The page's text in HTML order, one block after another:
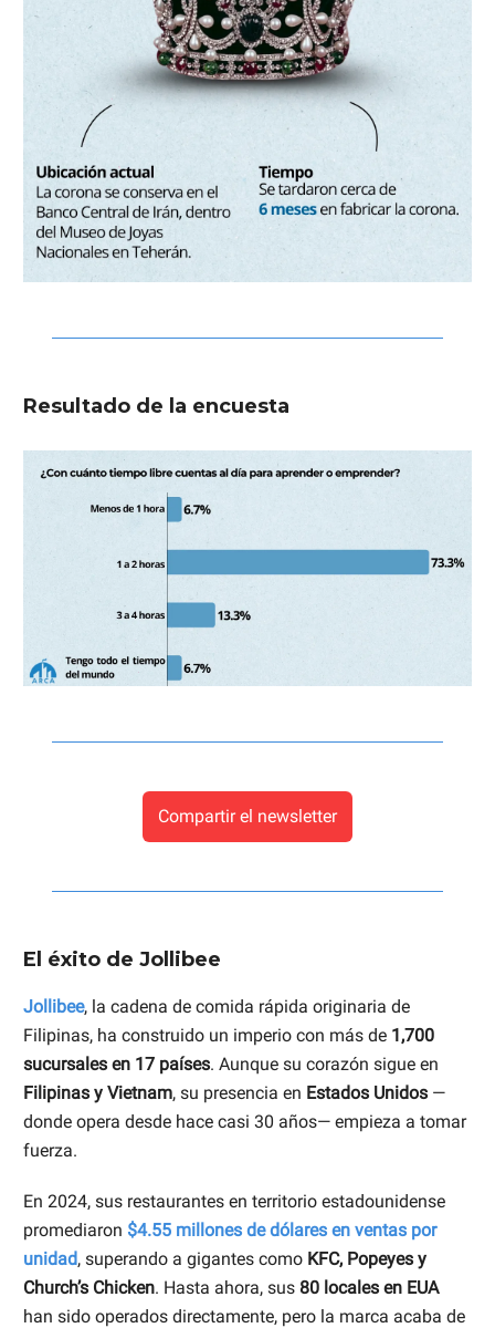
Resultado de la encuesta
Compartir el newsletter
El éxito de Jollibee
Jollibee, la cadena de comida rápida originaria de
Filipinas, ha construido un imperio con más de 1,700
sucursales en 17 países. Aunque su corazón sigue en
Filipinas y Vietnam, su presencia en Estados Unidos —
donde opera desde hace casi 30 años— empieza a tomar
fuerza.
En 2024, sus restaurantes en territorio estadounidense
promediaron $4.55 millones de dólares en ventas por
unidad, superando a gigantes como KFC, Popeyes y
Church’s Chicken. Hasta ahora, sus 80 locales en EUA
han sido operados directamente, pero la marca acaba de